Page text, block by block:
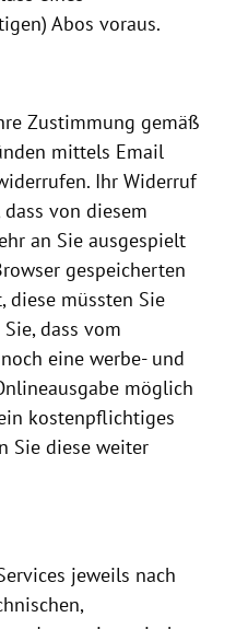
Abos voraus.
Zustimmung gemäß
mittels Email
Ihr Widerruf
von diesem
an Sie ausgespielt
gespeicherten
diese müssten Sie
dass vom
eine werbe- und
möglich
kostenpflichtiges
Sie diese weiter
jeweils nach